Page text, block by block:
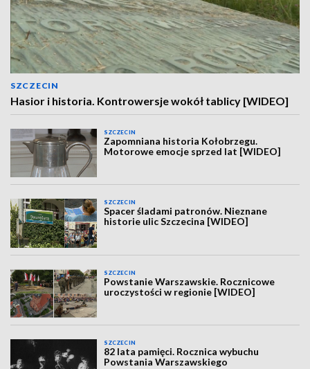
SZCZECIN
Hasior i historia. Kontrowersje wokół tablicy [WIDEO]
SZCZECIN
Zapomniana historia Kołobrzegu.
Motorowe emocje sprzed lat [WIDEO]
SZCZECIN
Spacer śladami patronów. Nieznane
historie ulic Szczecina [WIDEO]
SZCZECIN
Powstanie Warszawskie. Rocznicowe
uroczystości w regionie [WIDEO]
SZCZECIN
82 lata pamięci. Rocznica wybuchu
Powstania Warszawskiego